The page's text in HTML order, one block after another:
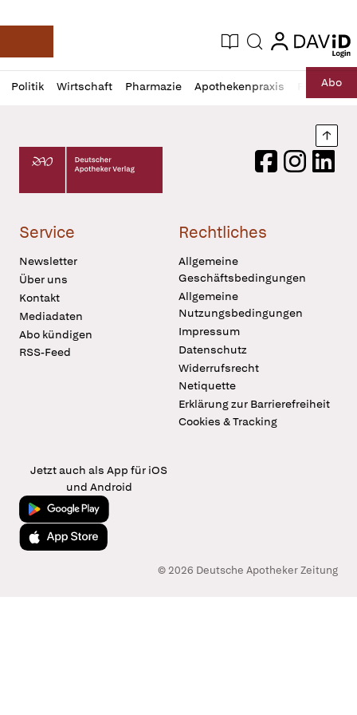
Deutsche Apotheker Zeitung
Aktuelle Ausgabe
Suche login
login
Politik Wirtschaft Pharmazie Apothekenpraxis RechtAbo
Profil
öffnen
Daz
Pur
Deutscher Apotheker Verlag Logo
FacebookInstagram
Service
Newsletter
Über uns
Kontakt
Mediadaten
Abo kündigen
RSS-Feed
Rechtliches
Allgemeine
Geschäftsbedingungen
Allgemeine
Nutzungsbedingungen
Impressum
Datenschutz
Widerrufsrecht
Netiquette
Erklärung zur Barrierefreiheit
Cookies & Tracking
Jetzt auch als App für iOS
und Android
Jetzt bei Google Play
Laden im App Store
© 2026 Deutsche Apotheker Zeitung